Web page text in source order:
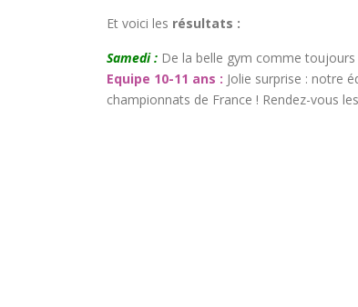
Et voici les résultats :
Samedi : De la belle gym comme
Equipe 10-11 ans : Jolie surprise : notre
championnats de France ! Rendez-vous